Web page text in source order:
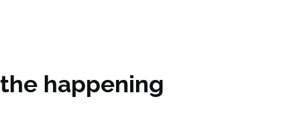
the happening